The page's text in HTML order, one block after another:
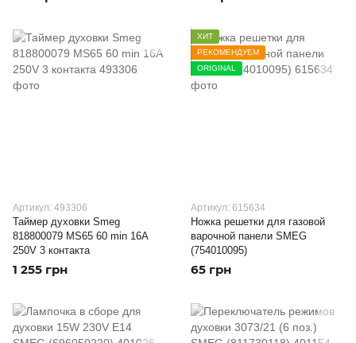
Артикул: 493306
Таймер духовки Smeg
818800079 MS65 60 min 16A
250V 3 контакта
1 255 грн
ХИТ
РЕКОМЕНДУЕМ
ORIGINAL
Артикул: 615634
Ножка решетки для газовой
варочной панели SMEG
(754010095)
65 грн